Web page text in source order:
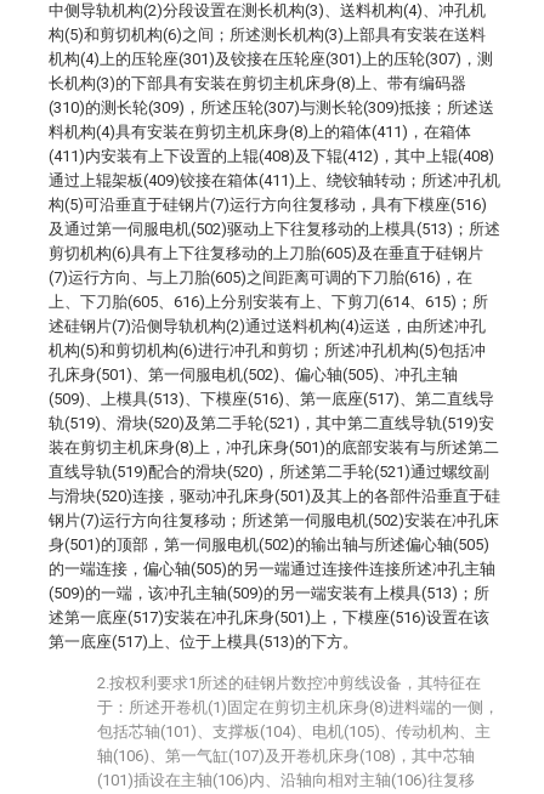
中侧导轨机构(2)分段设置在测长机构(3)、送料机构(4)、冲孔机
构(5)和剪切机构(6)之间；所述测长机构(3)上部具有安装在送料
机构(4)上的压轮座(301)及铰接在压轮座(301)上的压轮(307)，测
长机构(3)的下部具有安装在剪切主机床身(8)上、带有编码器
(310)的测长轮(309)，所述压轮(307)与测长轮(309)抵接；所述送
料机构(4)具有安装在剪切主机床身(8)上的箱体(411)，在箱体
(411)内安装有上下设置的上辊(408)及下辊(412)，其中上辊(408)
通过上辊架板(409)铰接在箱体(411)上、绕铰轴转动；所述冲孔机
构(5)可沿垂直于硅钢片(7)运行方向往复移动，具有下模座(516)
及通过第一伺服电机(502)驱动上下往复移动的上模具(513)；所述
剪切机构(6)具有上下往复移动的上刀胎(605)及在垂直于硅钢片
(7)运行方向、与上刀胎(605)之间距离可调的下刀胎(616)，在
上、下刀胎(605、616)上分别安装有上、下剪刀(614、615)；所
述硅钢片(7)沿侧导轨机构(2)通过送料机构(4)运送，由所述冲孔
机构(5)和剪切机构(6)进行冲孔和剪切；所述冲孔机构(5)包括冲
孔床身(501)、第一伺服电机(502)、偏心轴(505)、冲孔主轴
(509)、上模具(513)、下模座(516)、第一底座(517)、第二直线导
轨(519)、滑块(520)及第二手轮(521)，其中第二直线导轨(519)安
装在剪切主机床身(8)上，冲孔床身(501)的底部安装有与所述第二
直线导轨(519)配合的滑块(520)，所述第二手轮(521)通过螺纹副
与滑块(520)连接，驱动冲孔床身(501)及其上的各部件沿垂直于硅
钢片(7)运行方向往复移动；所述第一伺服电机(502)安装在冲孔床
身(501)的顶部，第一伺服电机(502)的输出轴与所述偏心轴(505)
的一端连接，偏心轴(505)的另一端通过连接件连接所述冲孔主轴
(509)的一端，该冲孔主轴(509)的另一端安装有上模具(513)；所
述第一底座(517)安装在冲孔床身(501)上，下模座(516)设置在该
第一底座(517)上、位于上模具(513)的下方。
2.按权利要求1所述的硅钢片数控冲剪线设备，其特征在
于：所述开卷机(1)固定在剪切主机床身(8)进料端的一侧，
包括芯轴(101)、支撑板(104)、电机(105)、传动机构、主
轴(106)、第一气缸(107)及开卷机床身(108)，其中芯轴
(101)插设在主轴(106)内、沿轴向相对主轴(106)往复移